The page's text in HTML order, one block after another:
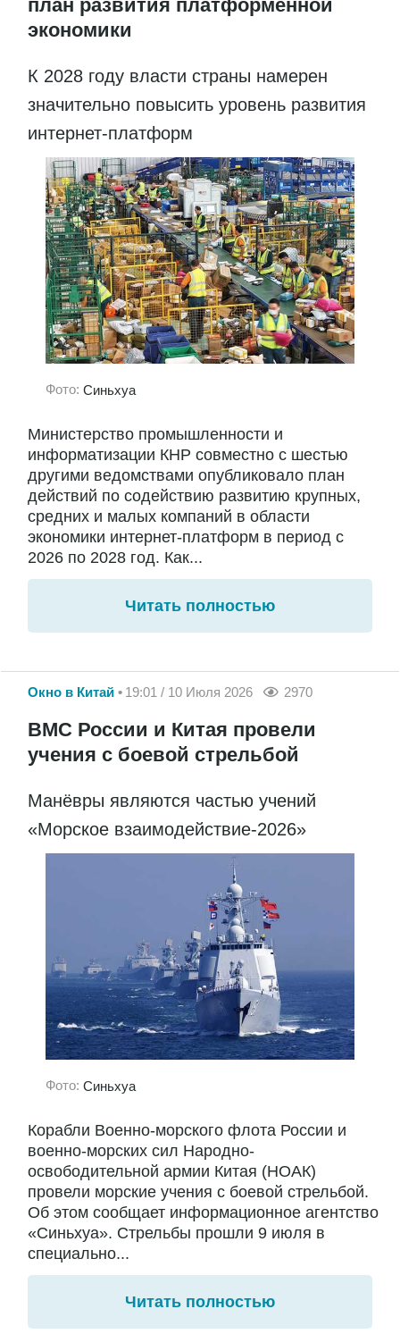
план развития платформенной
экономики
К 2028 году власти страны намерен
значительно повысить уровень развития
интернет-платформ
Фото: Синьхуа
Министерство промышленности и
информатизации КНР совместно с шестью
другими ведомствами опубликовало план
действий по содействию развитию крупных,
средних и малых компаний в области
экономики интернет-платформ в период с
2026 по 2028 год. Как...
Читать полностью
Окно в Китай 19:01 / 10 Июля 2026 2970
ВМС России и Китая провели
учения с боевой стрельбой
Манёвры являются частью учений
«Морское взаимодействие-2026»
Фото: Синьхуа
Корабли Военно-морского флота России и
военно-морских сил Народно-
освободительной армии Китая (НОАК)
провели морские учения с боевой стрельбой.
Об этом сообщает информационное агентство
«Синьхуа». Стрельбы прошли 9 июля в
специально...
Читать полностью